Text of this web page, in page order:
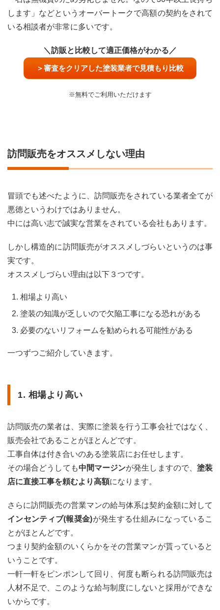
します」などというオーバートークで高額の契約をされて
いる相談者が非常に多いです。
＼訪販と比較して適正価格がわかる／
＞審査をクリアした塗装業者で見積もり比較
※無料でご利用いただけます
訪問販売をオススメしない理由
冒頭でも述べたように、訪問販売をされている業者全てが
悪徳というわけではありません。
中には高い志で誠実な営業をされている会社もあります。
しかし構造的に訪問販売がオススメしづらいというのは事
実です。
オススメしづらい理由は以下３つです。
相場より高い
塗装の知識が乏しいので欠陥工事になる恐れがある
必要のないリフォームを勧められる可能性がある
一つずつご紹介していきます。
1. 相場より高い
訪問販売の業者は、実際に塗装を行う工事会社ではなく、
販売会社であることがほとんどです。
工事自体は付き合いのある塗装店にお任せします。
その場合どうしても中間マージンが発生しますので、 塗装
店に直接工事を頼むより高額になります。
さらに訪問販売の営業マンの給与体系は契約金額に対して
インセンティブ(報奨金)が発生する仕組みになっているこ
とがほとんどです。
つまり契約金額のいくらかをその営業マンが貰っていると
いうことです。
一軒一軒をピンポンして回り、何度も断られる訪問販売は
人材不足で、このような給与制度にしないと採用ができな
いからです。